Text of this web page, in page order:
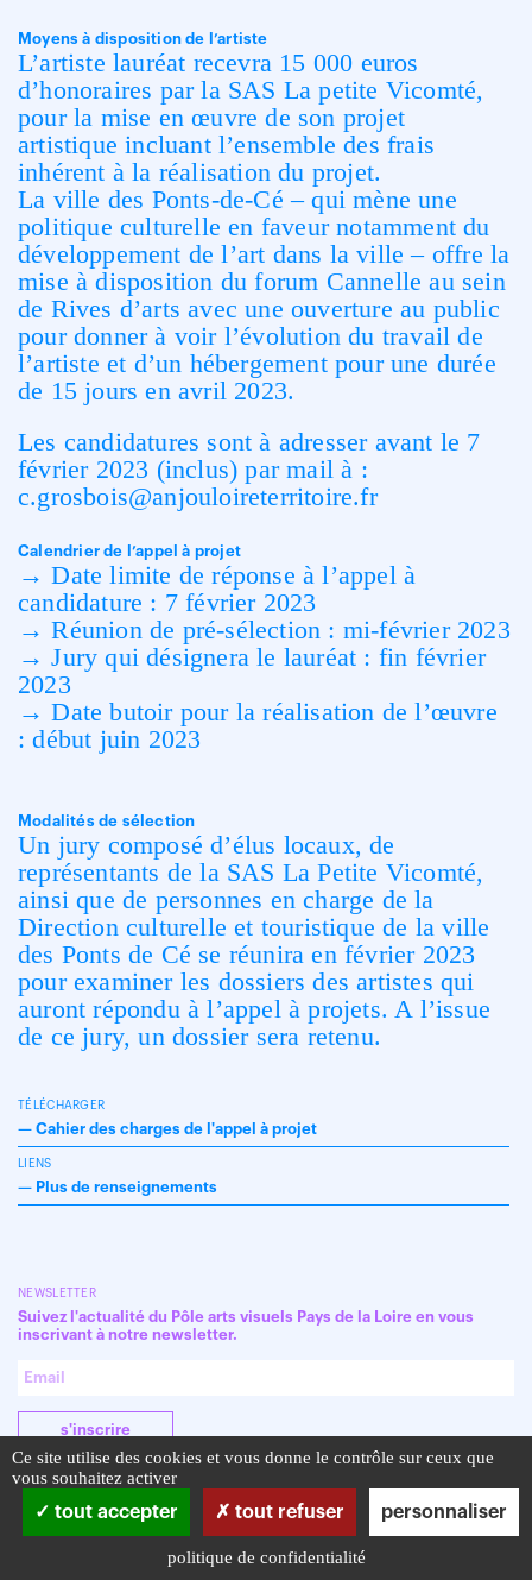
Moyens à disposition de l’artiste
L’artiste lauréat recevra 15 000 euros
d’honoraires par la SAS La petite Vicomté,
pour la mise en œuvre de son projet
artistique incluant l’ensemble des frais
inhérent à la réalisation du projet.
La ville des Ponts-de-Cé – qui mène une
politique culturelle en faveur notamment du
développement de l’art dans la ville – offre la
mise à disposition du forum Cannelle au sein
de Rives d’arts avec une ouverture au public
pour donner à voir l’évolution du travail de
l’artiste et d’un hébergement pour une durée
de 15 jours en avril 2023.
Les candidatures sont à adresser avant le 7
février 2023 (inclus) par mail à :
c.grosbois@anjouloireterritoire.fr
Calendrier de l’appel à projet
→ Date limite de réponse à l’appel à
candidature : 7 février 2023
→ Réunion de pré-sélection : mi-février 2023
→ Jury qui désignera le lauréat : fin février
2023
→ Date butoir pour la réalisation de l’œuvre
: début juin 2023
Modalités de sélection
Un jury composé d’élus locaux, de
représentants de la SAS La Petite Vicomté,
ainsi que de personnes en charge de la
Direction culturelle et touristique de la ville
des Ponts de Cé se réunira en février 2023
pour examiner les dossiers des artistes qui
auront répondu à l’appel à projets. A l’issue
de ce jury, un dossier sera retenu.
TÉLÉCHARGER
— Cahier des charges de l'appel à projet
LIENS
— Plus de renseignements
NEWSLETTER
Suivez l'actualité du Pôle arts visuels Pays de la Loire en vous
inscrivant à notre newsletter.
s'inscrire
Ce site utilise des cookies et vous donne le contrôle sur ceux que
vous souhaitez activer
tout accepter
tout refuser personnaliser
politique de confidentialité